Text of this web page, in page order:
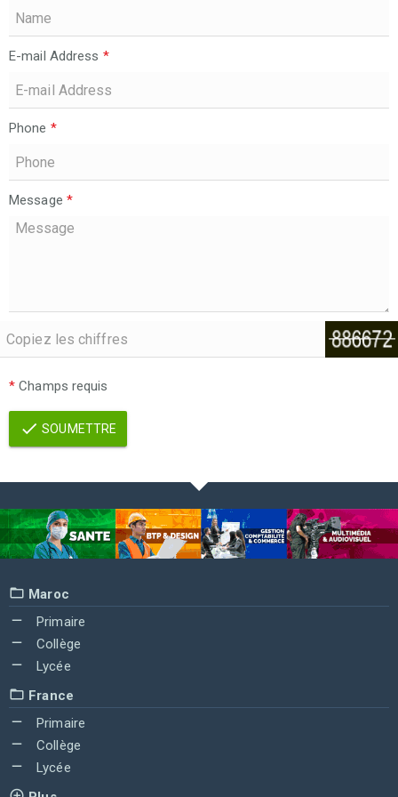
E-mail Address *
Phone *
Message *
* Champs requis
SOUMETTRE
Maroc
Primaire
Collège
Lycée
France
Primaire
Collège
Lycée